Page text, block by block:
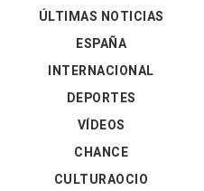
ÚLTIMAS NOTICIAS
ESPAÑA
INTERNACIONAL
DEPORTES
VÍDEOS
CHANCE
CULTURAOCIO